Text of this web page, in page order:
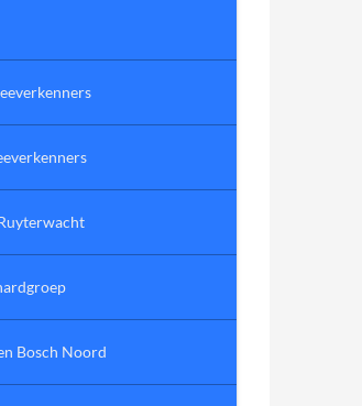
Bosch Noord